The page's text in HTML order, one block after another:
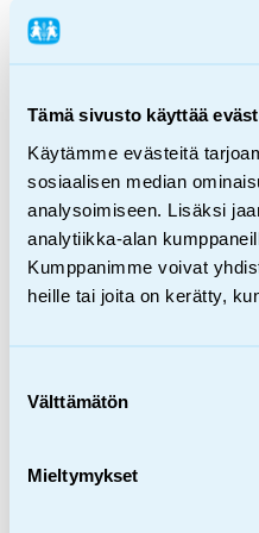
Tämä sivusto käyttää
Käytämme evästeitä
sosiaalisen median
analysoimiseen. Lisäksi
analytiikka-alan
Kumppanimme voivat
heille tai joita on kerätty,
valinta
Välttämätön
Mieltymykset
Lahjoita
en
sv
Hae SOS-Lapsikylän
Mitä
Luot­ta­mus